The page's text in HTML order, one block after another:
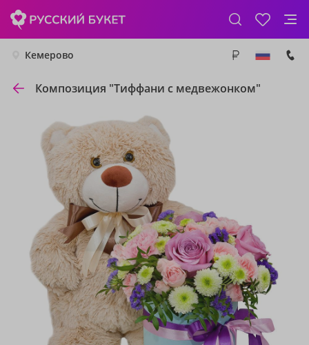
Кемерово
Композиция "Тиффани с медвежонком"